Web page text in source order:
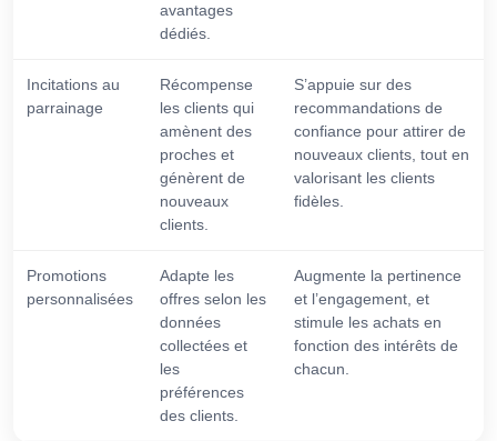
avantages
dédiés.
Incitations au
parrainage
Récompense
les clients qui
amènent des
proches et
génèrent de
nouveaux
clients.
S’appuie sur des
recommandations de
confiance pour attirer de
nouveaux clients, tout en
valorisant les clients
fidèles.
Promotions
personnalisées
Adapte les
offres selon les
données
collectées et
les
préférences
des clients.
Augmente la pertinence
et l’engagement, et
stimule les achats en
fonction des intérêts de
chacun.